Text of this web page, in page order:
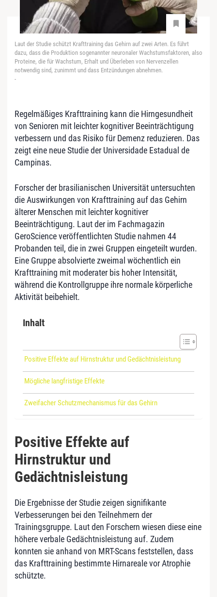
Laut der Studie schützt Krafttraining das Gehirn auf zwei Arten. Es führt
dazu, dass die Produktion sogenannter neuronaler Wachstumsfaktoren, also
Proteine, die für Wachstum, Erhalt und Überleben von Nervenzellen
notwendig sind, zunimmt und dass Entzündungen abnehmen.
-
Regelmäßiges Krafttraining kann die Hirngesundheit
von Senioren mit leichter kognitiver Beeinträchtigung
verbessern und das Risiko für Demenz reduzieren. Das
zeigt eine neue Studie der Universidade Estadual de
Campinas.
Forscher der brasilianischen Universität untersuchten
die Auswirkungen von Krafttraining auf das Gehirn
älterer Menschen mit leichter kognitiver
Beeinträchtigung. Laut der im Fachmagazin
GeroScience veröffentlichten Studie nahmen 44
Probanden teil, die in zwei Gruppen eingeteilt wurden.
Eine Gruppe absolvierte zweimal wöchentlich ein
Krafttraining mit moderater bis hoher Intensität,
während die Kontrollgruppe ihre normale körperliche
Aktivität beibehielt.
Inhalt
Positive Effekte auf Hirnstruktur und Gedächtnisleistung
Mögliche langfristige Effekte
Zweifacher Schutzmechanismus für das Gehirn
Positive Effekte auf
Hirnstruktur und
Gedächtnisleistung
Die Ergebnisse der Studie zeigen signifikante
Verbesserungen bei den Teilnehmern der
Trainingsgruppe. Laut den Forschern wiesen diese eine
höhere verbale Gedächtnisleistung auf. Zudem
konnten sie anhand von MRT-Scans feststellen, dass
das Krafttraining bestimmte Hirnareale vor Atrophie
schützte.